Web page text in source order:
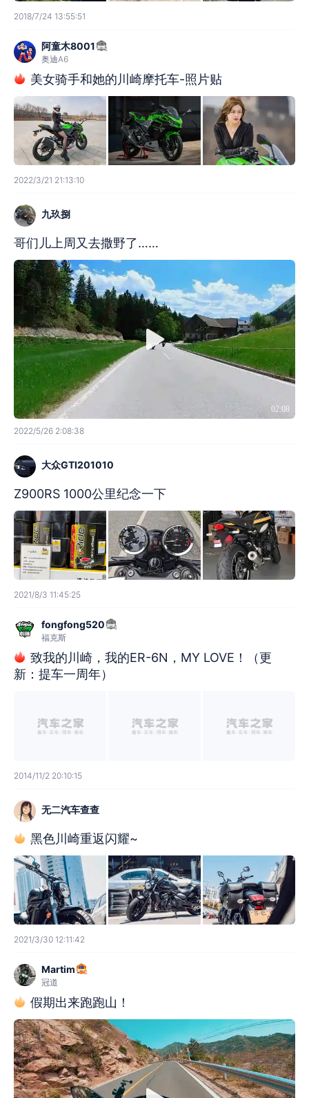
2018/7/24 13:55:51
阿童木8001
奥迪A6
美女骑手和她的川崎摩托车-照片贴
2022/3/21 21:13:10
九玖捌
哥们儿上周又去撒野了……
02:08
2022/5/26 2:08:38
大众GTI201010
Z900RS 1000公里纪念一下
2021/8/3 11:45:25
fongfong520
福克斯
致我的川崎，我的ER-6N，MY LOVE！（更
新：提车一周年）
2014/11/2 20:10:15
无二汽车查查
黑色川崎重返闪耀~
2021/3/30 12:11:42
Martim
冠道
假期出来跑跑山！